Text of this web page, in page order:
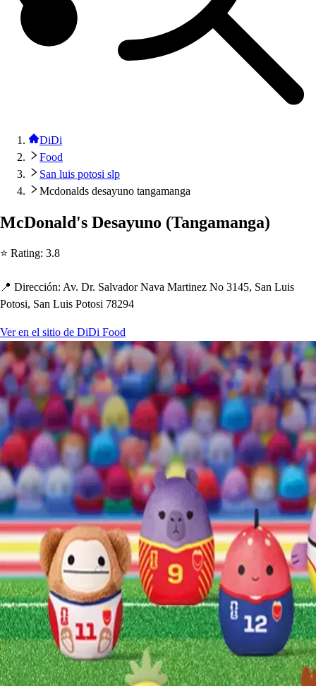
DiDi
Food
San luis potosi slp
Mcdonalds desayuno tangamanga
McDonald's Desayuno (Tangamanga)
⭐ Rating: 3.8
📍 Dirección: Av. Dr. Salvador Nava Martinez No 3145, San Luis
Potosi, San Luis Potosi 78294
Ver en el sitio de DiDi Food